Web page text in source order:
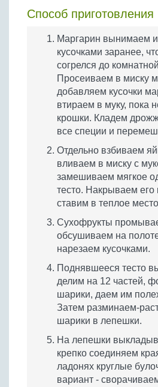
Способ приготовления
Маргарин вынимаем
кусочками заранее,
согрелся до
Просеиваем в миску
добавляем кусочки
втираем в муку, пока
крошки. Кладем
все специи и
Отдельно взбиваем
вливаем в миску с
замешиваем мягкое
тесто. Накрываем его
ставим в теплое
Сухофрукты
обсушиваем на
нарезаем кусочками.
Поднявшееся тесто
делим на 12 частей,
шарики, даем им
Затем разминаем-
шарики в лепешки.
На лепешки
крепко соединяем
ладонях круглые
вариант -